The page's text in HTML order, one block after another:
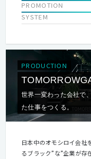
PROMOTION
SYSTEM
PRODUCTION
世界一変わった会社で
た仕事をつくる。
日本中のオモシロイ会社
るブラック”な”企業が存